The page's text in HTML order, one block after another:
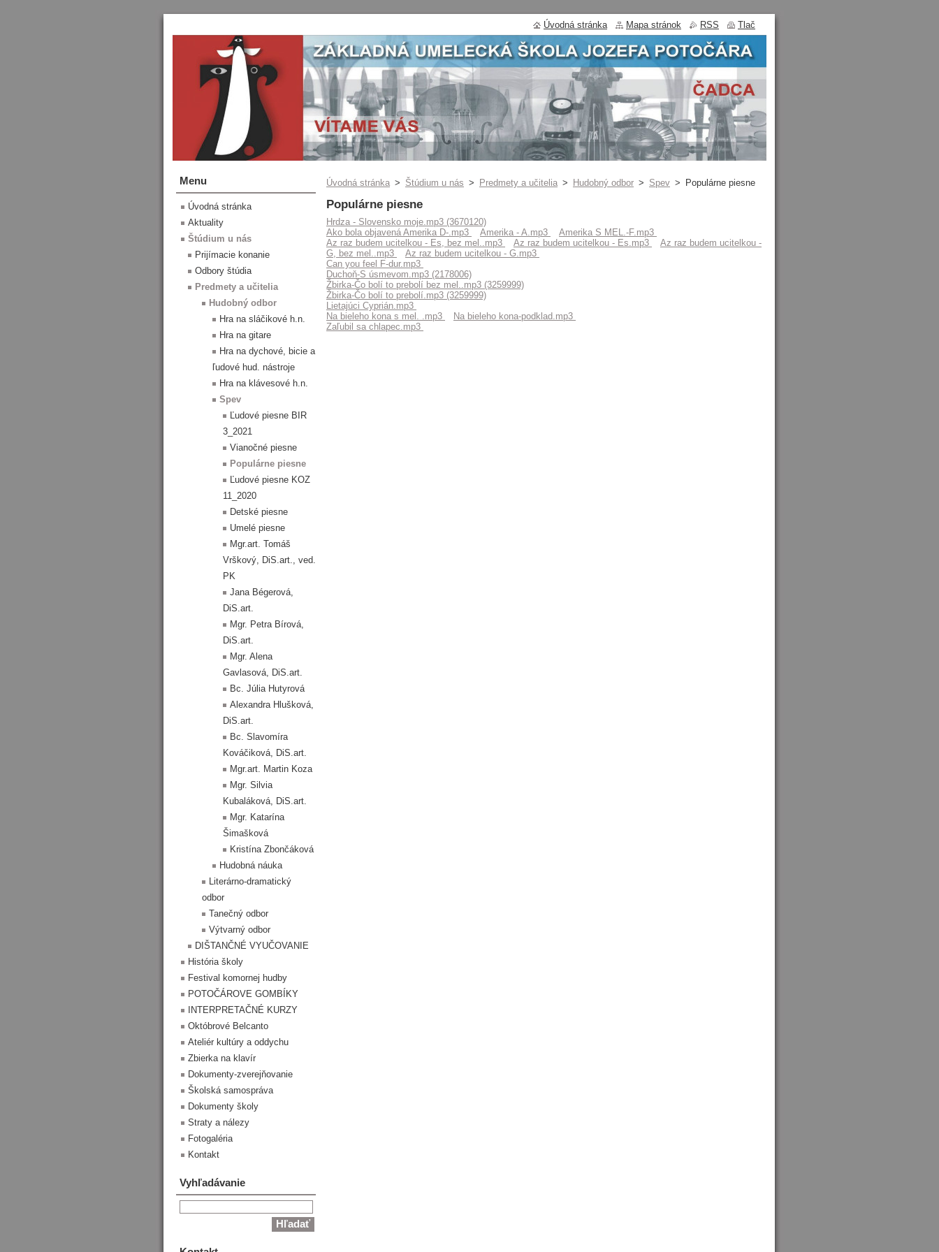
Úvodná stránka > Štúdium u nás > Predmety a učitelia > Hudobný odbor > Spev > Populárne piesne
Populárne piesne
Hrdza - Slovensko moje.mp3 (3670120)
Ako bola objavená Amerika D-.mp3
Amerika - A.mp3
Amerika S MEL.-F.mp3
Az raz budem ucitelkou - Es, bez mel..mp3
Az raz budem ucitelkou - Es.mp3
Az raz budem ucitelkou -
G, bez mel..mp3
Az raz budem ucitelkou - G.mp3
Can you feel F-dur.mp3
Duchoň-S úsmevom.mp3 (2178006)
Žbirka-Čo bolí to prebolí bez mel..mp3 (3259999)
Žbirka-Čo bolí to prebolí.mp3 (3259999)
Lietajúci Cyprián.mp3
Na bieleho kona s mel. .mp3
Na bieleho kona-podklad.mp3
Zaľubil sa chlapec.mp3
Menu
Úvodná stránka
Aktuality
Štúdium u nás
Prijímacie konanie
Odbory štúdia
Predmety a učitelia
Hudobný odbor
Hra na sláčikové h.n.
Hra na gitare
Hra na dychové, bicie a
ľudové hud. nástroje
Hra na klávesové h.n.
Spev
Ľudové piesne BIR
3_2021
Vianočné piesne
Populárne piesne
Ľudové piesne KOZ
11_2020
Detské piesne
Umelé piesne
Mgr.art. Tomáš
Vrškový, DiS.art., ved.
PK
Jana Bégerová,
DiS.art.
Mgr. Petra Bírová,
DiS.art.
Mgr. Alena
Gavlasová, DiS.art.
Bc. Júlia Hutyrová
Alexandra Hlušková,
DiS.art.
Bc. Slavomíra
Kováčiková, DiS.art.
Mgr.art. Martin Koza
Mgr. Silvia
Kubaláková, DiS.art.
Mgr. Katarína
Šimašková
Kristína Zbončáková
Hudobná náuka
Literárno-dramatický
odbor
Tanečný odbor
Výtvarný odbor
DIŠTANČNÉ VYUČOVANIE
História školy
Festival komornej hudby
POTOČÁROVE GOMBÍKY
INTERPRETAČNÉ KURZY
Októbrové Belcanto
Ateliér kultúry a oddychu
Zbierka na klavír
Dokumenty-zverejňovanie
Školská samospráva
Dokumenty školy
Straty a nálezy
Fotogaléria
Kontakt
Vyhľadávanie
Úvodná stránka Mapa stránok RSS Tlač